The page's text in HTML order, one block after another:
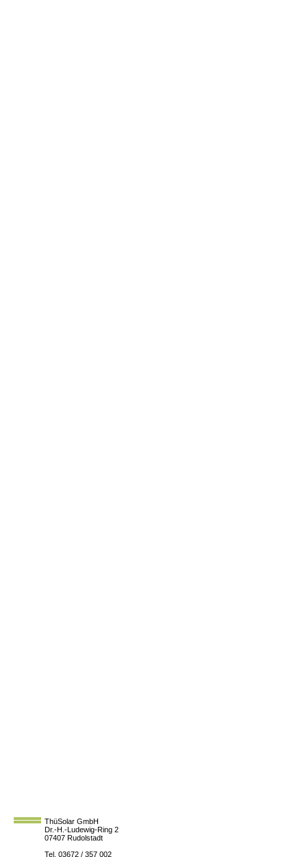
ThüSolar GmbH
Dr.-H.-Ludewig-Ring 2
07407 Rudolstadt
Tel. 03672 / 357 002